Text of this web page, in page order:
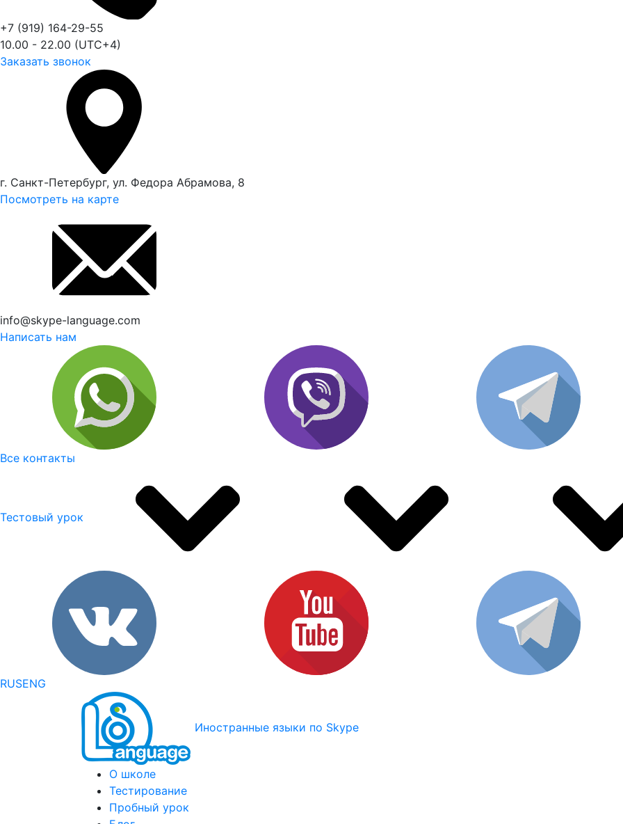
+7 (919) 164-29-55
10.00 - 22.00 (UTC+4)
Заказать звонок
г. Санкт-Петербург, ул. Федора Абрамова, 8
Посмотреть на карте
info@skype-language.com
Написать нам
Все контакты
Тестовый урок
RUSENG
Иностранные языки по Skype
О школе
Тестирование
Пробный урок